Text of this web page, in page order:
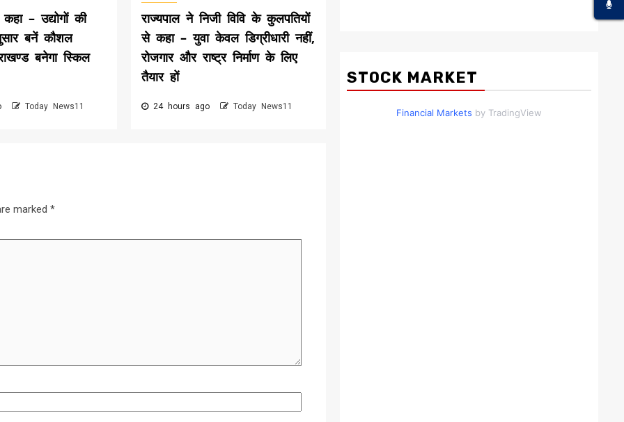
– उद्योगों की
बनें कौशल
बनेगा स्किल
Today News11
राज्यपाल ने निजी विवि के कुलपतियों
से कहा – युवा केवल डिग्रीधारी नहीं,
रोजगार और राष्ट्र निर्माण के लिए
तैयार हों
24 hours ago Today News11
marked *
STOCK MARKET
Financial Markets by TradingView